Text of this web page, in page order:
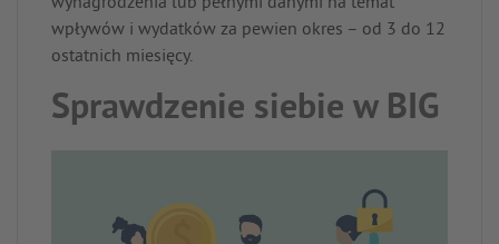
wpływów i wydatków za pewien okres – od 3 do 12
ostatnich miesięcy.
Sprawdzenie siebie w BIG